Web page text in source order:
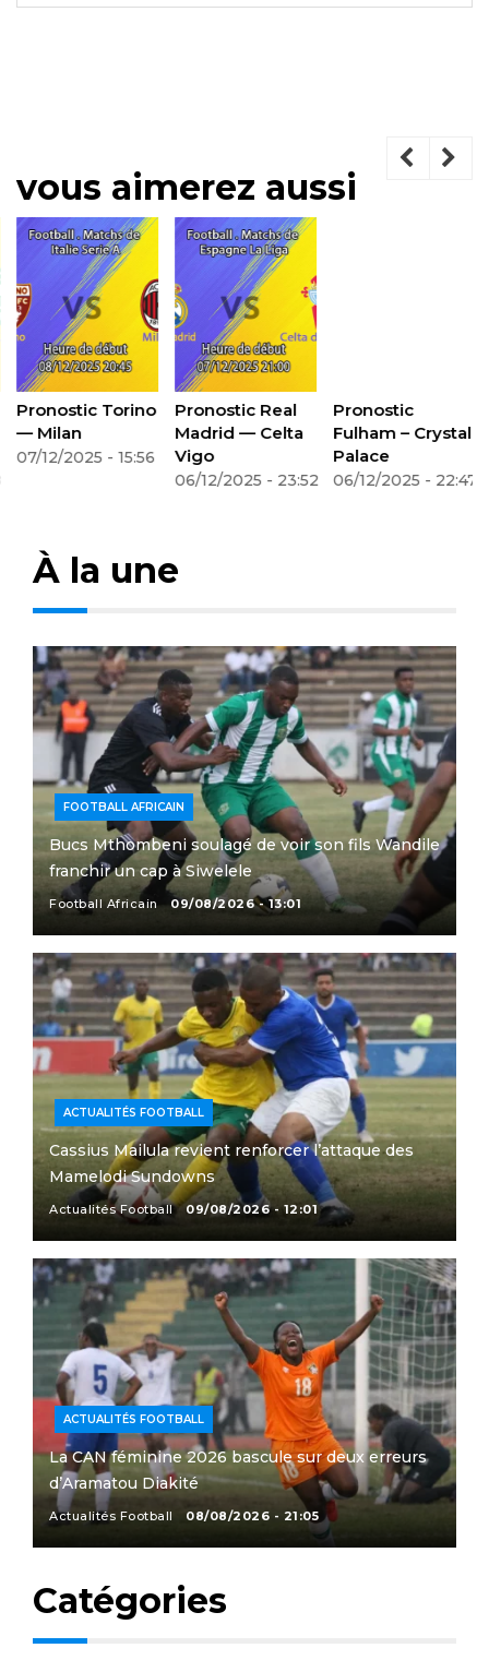
vous aimerez aussi
Pronostic Torino
— Milan
07/12/2025 - 15:56
Pronostic Real
Madrid — Celta
Vigo
06/12/2025 - 23:52
Pronostic
Fulham – Crystal
Palace
06/12/2025 - 22:47
À la une
FOOTBALL AFRICAIN
Bucs Mthombeni soulagé de voir son fils Wandile
franchir un cap à Siwelele
Football Africain 09/08/2026 - 13:01
ACTUALITÉS FOOTBALL
Cassius Mailula revient renforcer l’attaque des
Mamelodi Sundowns
Actualités Football 09/08/2026 - 12:01
ACTUALITÉS FOOTBALL
La CAN féminine 2026 bascule sur deux erreurs
d’Aramatou Diakité
Actualités Football 08/08/2026 - 21:05
Catégories